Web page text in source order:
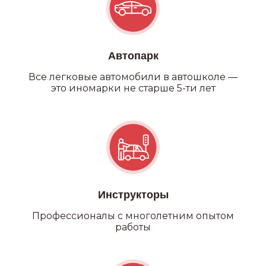
Автопарк
Все легковые автомобили в автошколе —
это иномарки не старше 5-ти лет
Инструкторы
Профессионалы с многолетним опытом
работы